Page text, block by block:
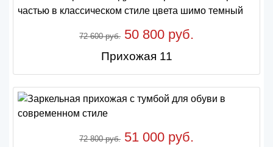
72 600 руб. 50 800 руб.
Прихожая 11
72 800 руб. 51 000 руб.